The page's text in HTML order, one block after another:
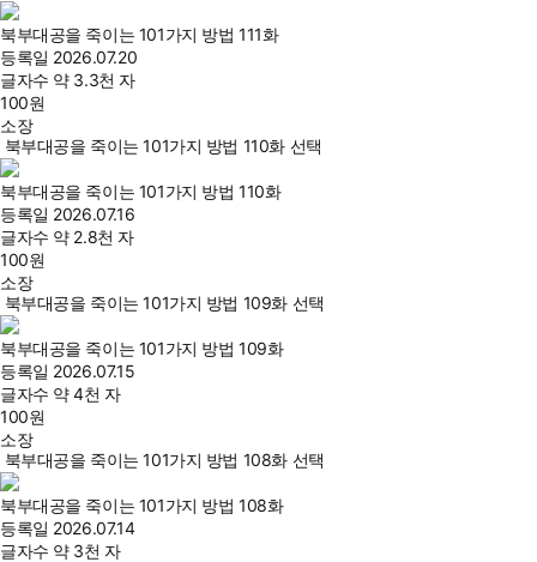
북부대공을 죽이는 101가지 방법 111화
등록일 2026.07.20
글자수 약 3.3천 자
100원
소장
북부대공을 죽이는 101가지 방법 110화 선택
북부대공을 죽이는 101가지 방법 110화
등록일 2026.07.16
글자수 약 2.8천 자
100원
소장
북부대공을 죽이는 101가지 방법 109화 선택
북부대공을 죽이는 101가지 방법 109화
등록일 2026.07.15
글자수 약 4천 자
100원
소장
북부대공을 죽이는 101가지 방법 108화 선택
북부대공을 죽이는 101가지 방법 108화
등록일 2026.07.14
글자수 약 3천 자